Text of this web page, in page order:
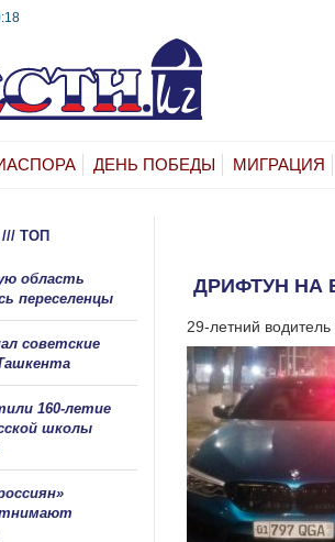
ДЕНЬ ПОБЕДЫ МИГРАЦИЯ
ДРИФТУН НА
29-летний
/// ТОП
область
переселенцы
советские
160-летие
школы